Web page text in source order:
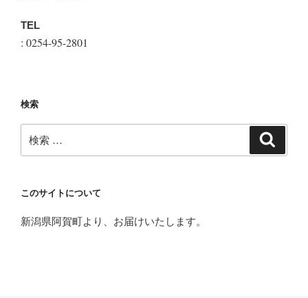
TEL
: 0254-95-2801
検索
索:
このサイトについて
新潟県阿賀町より、お届けいたします。